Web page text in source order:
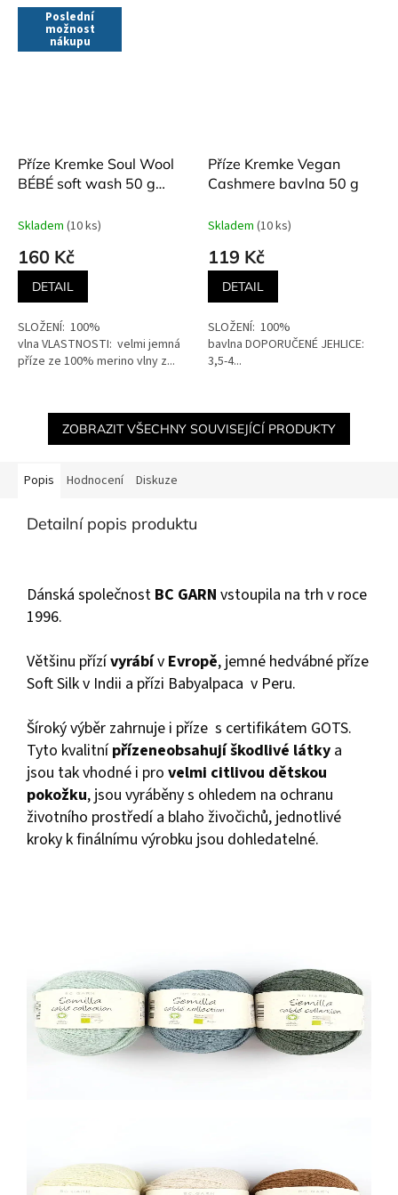
Poslední
možnost
nákupu
Příze Kremke Soul Wool
BÉBÉ soft wash 50 g
Skladem (10 ks)
160 Kč
DETAIL
SLOŽENÍ: 100%
vlna VLASTNOSTI: velmi jemná
příze ze 100% merino vlny z...
Příze Kremke Vegan
Cashmere bavlna 50 g
Skladem (10 ks)
119 Kč
DETAIL
SLOŽENÍ: 100%
bavlna DOPORUČENÉ JEHLICE:
3,5-4...
ZOBRAZIT VŠECHNY SOUVISEJÍCÍ PRODUKTY
Popis Hodnocení Diskuze
Detailní popis produktu
Dánská společnost BC GARN vstoupila na trh v roce
1996.
Většinu přízívyrábív Evropě, jemné hedvábné příze
Soft Silk v Indii a přízi Babyalpaca v Peru.
Šíroký výběr zahrnuje i příze s certifikátem GOTS.
Tyto kvalitnípřízeneobsahují škodlivé látky a
jsou tak vhodné i pro velmi citlivou dětskou
pokožku, jsou vyráběny s ohledem na ochranu
životního prostředí a blaho živočichů, jednotlivé
kroky k finálnímu výrobku jsou dohledatelné.